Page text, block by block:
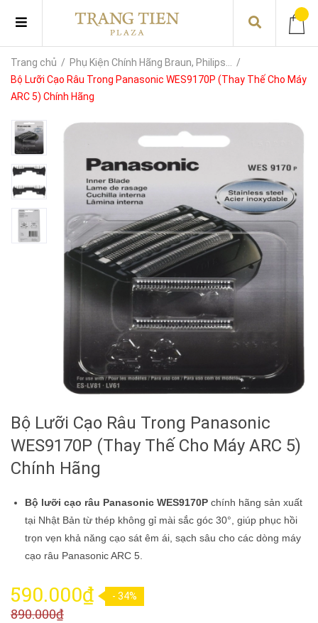
Trang chủ / Phụ Kiện Chính Hãng Braun, Philips...
/
Bộ Lưỡi Cạo Râu Trong Panasonic WES9170P (Thay Thế Cho Máy
ARC 5) Chính Hãng
Bộ Lưỡi Cạo Râu Trong Panasonic
WES9170P (Thay Thế Cho Máy ARC 5)
Chính Hãng
Bộ lưỡi cạo râu Panasonic WES9170P chính hãng sản xuất
tại Nhật Bản từ thép không gỉ mài sắc góc 30°, giúp phục hồi
trọn vẹn khả năng cạo sát êm ái, sạch sâu cho các dòng máy
cạo râu Panasonic ARC 5.
590.000₫ - 34%
890.000₫